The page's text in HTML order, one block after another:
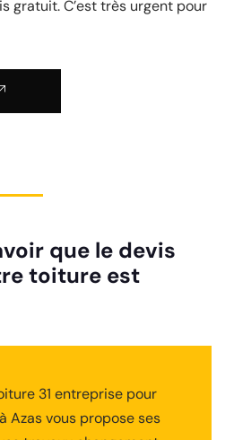
gratuit. C’est très urgent pour
que le devis
toiture est
31 entreprise pour
Azas vous propose ses